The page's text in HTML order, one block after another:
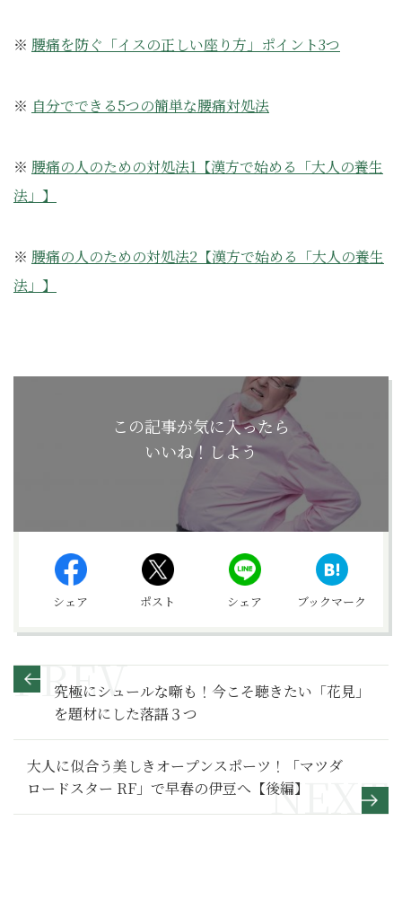
※ 腰痛を防ぐ「イスの正しい座り方」ポイント3つ
※ 自分でできる5つの簡単な腰痛対処法
※ 腰痛の人のための対処法1【漢方で始める「大人の養生
法」】
※ 腰痛の人のための対処法2【漢方で始める「大人の養生
法」】
この記事が気に入ったら
いいね！しよう
シェア ポスト シェア ブックマーク
究極にシュールな噺も！今こそ聴きたい「花見」
を題材にした落語３つ
大人に似合う美しきオープンスポーツ！「マツダ
ロードスター RF」で早春の伊豆へ【後編】